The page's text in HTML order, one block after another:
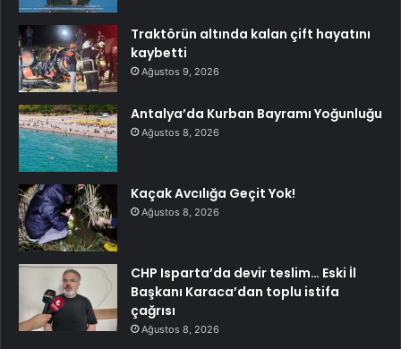
Traktörün altında kalan çift hayatını
kaybetti
Ağustos 9, 2026
Antalya’da Kurban Bayramı Yoğunluğu
Ağustos 8, 2026
Kaçak Avcılığa Geçit Yok!
Ağustos 8, 2026
CHP Isparta’da devir teslim… Eski İl
Başkanı Karaca’dan toplu istifa
çağrısı
Ağustos 8, 2026